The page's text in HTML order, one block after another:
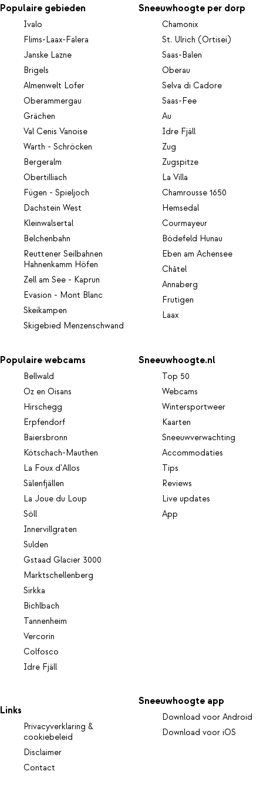
Populaire gebieden
Ivalo
Flims-Laax-Falera
Janske Lazne
Brigels
Almenwelt Lofer
Oberammergau
Grächen
Val Cenis Vanoise
Warth - Schröcken
Bergeralm
Obertilliach
Fügen - Spieljoch
Dachstein West
Kleinwalsertal
Belchenbahn
Reuttener Seilbahnen
Hahnenkamm Höfen
Zell am See - Kaprun
Evasion - Mont Blanc
Skeikampen
Skigebied Menzenschwand
Sneeuwhoogte per dorp
Chamonix
St. Ulrich (Ortisei)
Saas-Balen
Oberau
Selva di Cadore
Saas-Fee
Au
Idre Fjäll
Zug
Zugspitze
La Villa
Chamrousse 1650
Hemsedal
Courmayeur
Bödefeld Hunau
Eben am Achensee
Châtel
Annaberg
Frutigen
Laax
Populaire webcams
Bellwald
Oz en Oisans
Hirschegg
Erpfendorf
Baiersbronn
Kötschach-Mauthen
La Foux d'Allos
Sälenfjällen
La Joue du Loup
Söll
Innervillgraten
Sulden
Gstaad Glacier 3000
Marktschellenberg
Sirkka
Bichlbach
Tannenheim
Vercorin
Colfosco
Idre Fjäll
Sneeuwhoogte.nl
Top 50
Webcams
Wintersportweer
Kaarten
Sneeuwverwachting
Accommodaties
Tips
Reviews
Live updates
App
Links
Privacyverklaring &
cookiebeleid
Disclaimer
Contact
Sneeuwhoogte app
Download voor Android
Download voor iOS